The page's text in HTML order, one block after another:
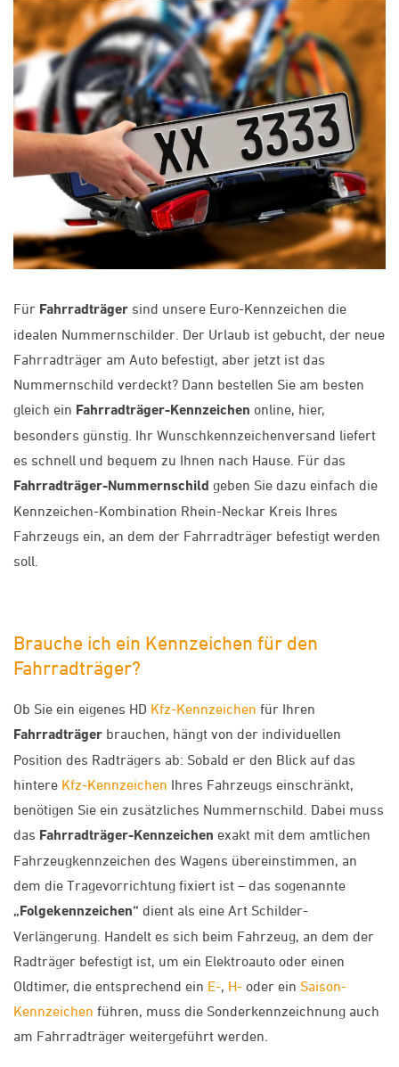
Für Fahrradträger sind unsere Euro-Kennzeichen die
idealen Nummernschilder. Der Urlaub ist gebucht, der neue
Fahrradträger am Auto befestigt, aber jetzt ist das
Nummernschild verdeckt? Dann bestellen Sie am besten
gleich ein Fahrradträger-Kennzeichen online, hier,
besonders günstig. Ihr Wunschkennzeichenversand liefert
es schnell und bequem zu Ihnen nach Hause. Für das
Fahrradträger-Nummernschild geben Sie dazu einfach die
Kennzeichen-Kombination Rhein-Neckar Kreis Ihres
Fahrzeugs ein, an dem der Fahrradträger befestigt werden
soll.
Brauche ich ein Kennzeichen für den
Fahrradträger?
Ob Sie ein eigenes HD Kfz-Kennzeichen für Ihren
Fahrradträger brauchen, hängt von der individuellen
Position des Radträgers ab: Sobald er den Blick auf das
hintere Kfz-Kennzeichen Ihres Fahrzeugs einschränkt,
benötigen Sie ein zusätzliches Nummernschild. Dabei muss
das Fahrradträger-Kennzeichen exakt mit dem amtlichen
Fahrzeugkennzeichen des Wagens übereinstimmen, an
dem die Tragevorrichtung fixiert ist – das sogenannte
„Folgekennzeichen“ dient als eine Art Schilder-
Verlängerung. Handelt es sich beim Fahrzeug, an dem der
Radträger befestigt ist, um ein Elektroauto oder einen
Oldtimer, die entsprechend ein E-, H- oder ein Saison-
Kennzeichen führen, muss die Sonderkennzeichnung auch
am Fahrradträger weitergeführt werden.